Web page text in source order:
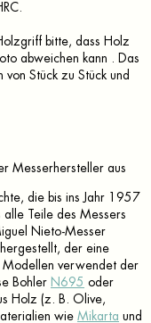
bitte, dass Holz
abweichen kann . Das
Stück zu Stück und
Messerhersteller aus
die bis ins Jahr 1957
Teile des Messers
Nieto-Messer
hergestellt, der eine
Modellen verwendet der
Bohler N695 oder
Holz (z. B. Olive,
wie Mikarta und